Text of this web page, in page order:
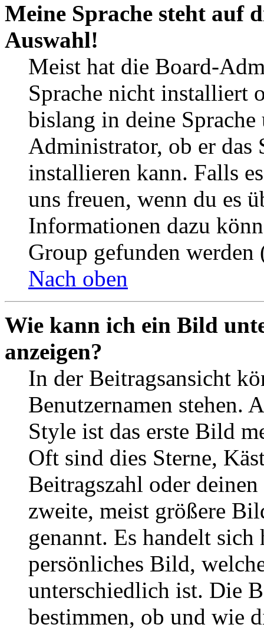
Meine Sprache steht auf
Auswahl!
Meist hat die Board-
Sprache nicht installiert
bislang in deine
Administrator, ob er das
installieren kann. Falls
uns freuen, wenn du es
Informationen dazu
Group gefunden
Nach oben
Wie kann ich ein Bild
anzeigen?
In der Beitragsansicht
Benutzernamen stehen.
Style ist das erste Bild
Oft sind dies Sterne,
Beitragszahl oder
zweite, meist größere
genannt. Es handelt
persönliches Bild,
unterschiedlich ist. Die
bestimmen, ob und wie